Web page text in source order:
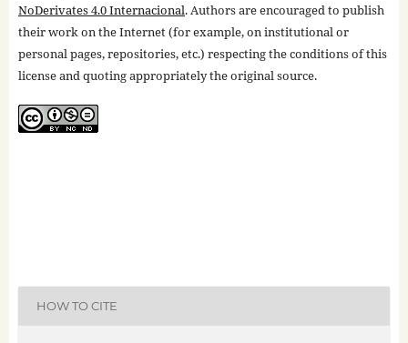
NoDerivates 4.0 Internacional. Authors are encouraged to publish
their work on the Internet (for example, on institutional or
personal pages, repositories, etc.) respecting the conditions of this
license and quoting appropriately the original source.
HOW TO CITE